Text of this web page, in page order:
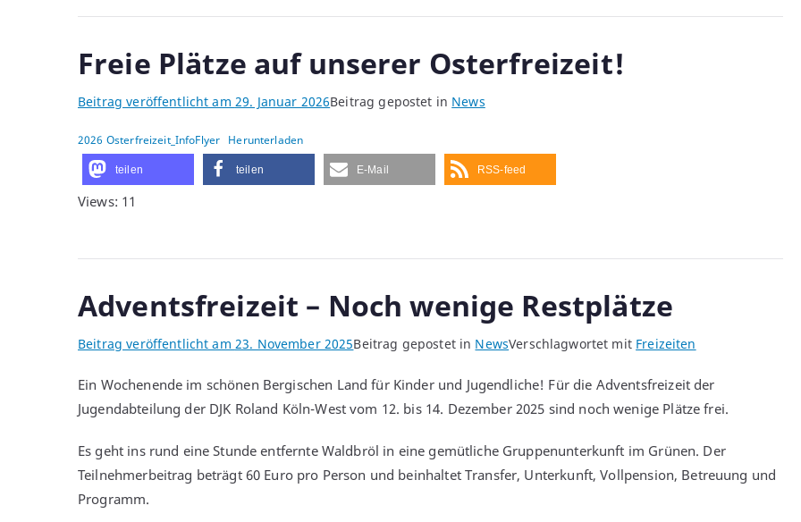
Freie Plätze auf unserer Osterfreizeit!
Beitrag veröffentlicht am 29. Januar 2026Beitrag gepostet in News
2026 Osterfreizeit_InfoFlyer Herunterladen
teilen teilen E-Mail RSS-feed
Views: 11
Adventsfreizeit – Noch wenige Restplätze
Beitrag veröffentlicht am 23. November 2025Beitrag gepostet in NewsVerschlagwortet mit Freizeiten
Ein Wochenende im schönen Bergischen Land für Kinder und Jugendliche! Für die Adventsfreizeit der
Jugendabteilung der DJK Roland Köln-West vom 12. bis 14. Dezember 2025 sind noch wenige Plätze frei.
Es geht ins rund eine Stunde entfernte Waldbröl in eine gemütliche Gruppenunterkunft im Grünen. Der
Teilnehmerbeitrag beträgt 60 Euro pro Person und beinhaltet Transfer, Unterkunft, Vollpension, Betreuung und
Programm.